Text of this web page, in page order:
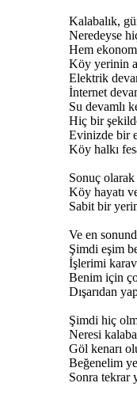
Kalabalık,
Neredeyse
Hem
Köy yerinin
Elektrik
İnternet
Su devamlı
Hiç bir
Evinizde bir
Köy halkı
Sonuç olarak
Köy hayatı
Sabit bir
Ve en
Şimdi eşim
İşlerimi
Benim için
Dışarıdan
Şimdi hiç
Neresi
Göl kenarı
Beğenelim
Sonra tekrar